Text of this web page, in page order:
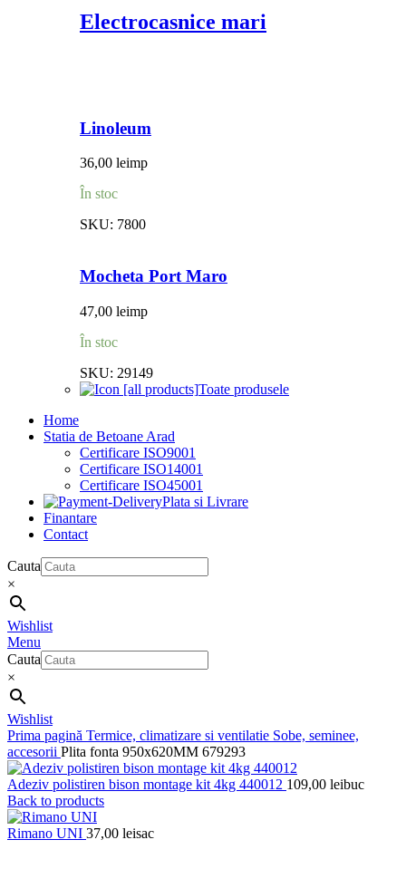
Electrocasnice mari
Linoleum
36,00 leimp
În stoc
SKU: 7800
Mocheta Port Maro
47,00 leimp
În stoc
SKU: 29149
Toate produsele
Home
Statia de Betoane Arad
Certificare ISO9001
Certificare ISO14001
Certificare ISO45001
Plata si Livrare
Finantare
Contact
Cauta
×
Wishlist
Menu
Cauta
×
Wishlist
Prima pagină Termice, climatizare si ventilatie Sobe, seminee,
accesorii Plita fonta 950x620MM 679293
Adeziv polistiren bison montage kit 4kg 440012 109,00 leibuc
Back to products
Rimano UNI 37,00 leisac